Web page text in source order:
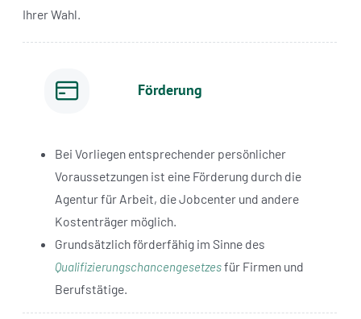
Ihrer Wahl.
Förderung
Bei Vorliegen entsprechender persönlicher
Voraussetzungen ist eine Förderung durch die
Agentur für Arbeit, die Jobcenter und andere
Kostenträger möglich.
Grundsätzlich förderfähig im Sinne des
Qualifizierungschancengesetzesfür Firmen und
Berufstätige.